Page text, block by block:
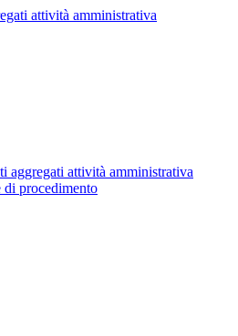
attività amministrativa
aggregati attività amministrativa
procedimento